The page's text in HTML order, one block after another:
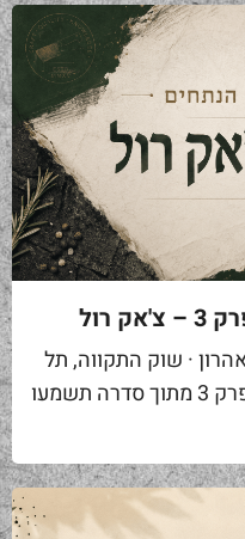
· שוק התקווה, תל
אביב אנציקלופדיית הנתחים · פרק 3 מתוך סדרה תשמעו
הבשר הטובות...